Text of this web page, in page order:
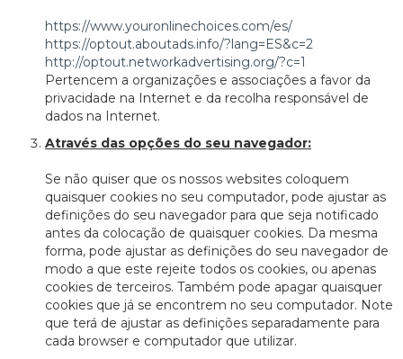
https://www.youronlinechoices.com/es/
https://optout.aboutads.info/?lang=ES&c=2
http://optout.networkadvertising.org/?c=1
Pertencem a organizações e associações a favor da
privacidade na Internet e da recolha responsável de
dados na Internet.
Através das opções do seu navegador:
Se não quiser que os nossos websites coloquem
quaisquer cookies no seu computador, pode ajustar as
definições do seu navegador para que seja notificado
antes da colocação de quaisquer cookies. Da mesma
forma, pode ajustar as definições do seu navegador de
modo a que este rejeite todos os cookies, ou apenas
cookies de terceiros. Também pode apagar quaisquer
cookies que já se encontrem no seu computador. Note
que terá de ajustar as definições separadamente para
cada browser e computador que utilizar.